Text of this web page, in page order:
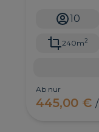
10
240m2
Ab nur
445,00 €